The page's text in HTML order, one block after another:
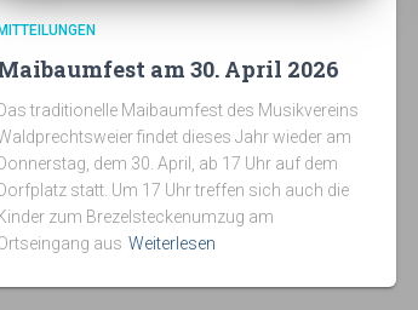
MITTEILUNGEN
am 30. April 2026
Das traditionelle Maibaumfest des Musikvereins
findet dieses Jahr wieder am
Donnerstag, dem 30. April, ab 17 Uhr auf dem
Dorfplatz statt. Um 17 Uhr treffen sich auch die
Kinder zum Brezelsteckenumzug am
aus Weiterlesen